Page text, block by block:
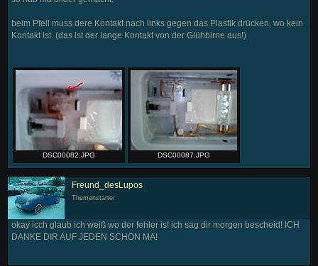
beim Pfeil muss dere Kontakt nach links gegen das Plastik drücken, wo kein
Kontakt ist. (das ist der lange Kontakt von der Glühbirne aus!)
DSC00082.JPG DSC00087.JPG
Freund_desLupos
Themenstarter
okay icch glaub ich weiß wo der fehler is! ich sag dir morgen bescheid! ICH
DANKE DIR AUF JEDEN SCHON MA!